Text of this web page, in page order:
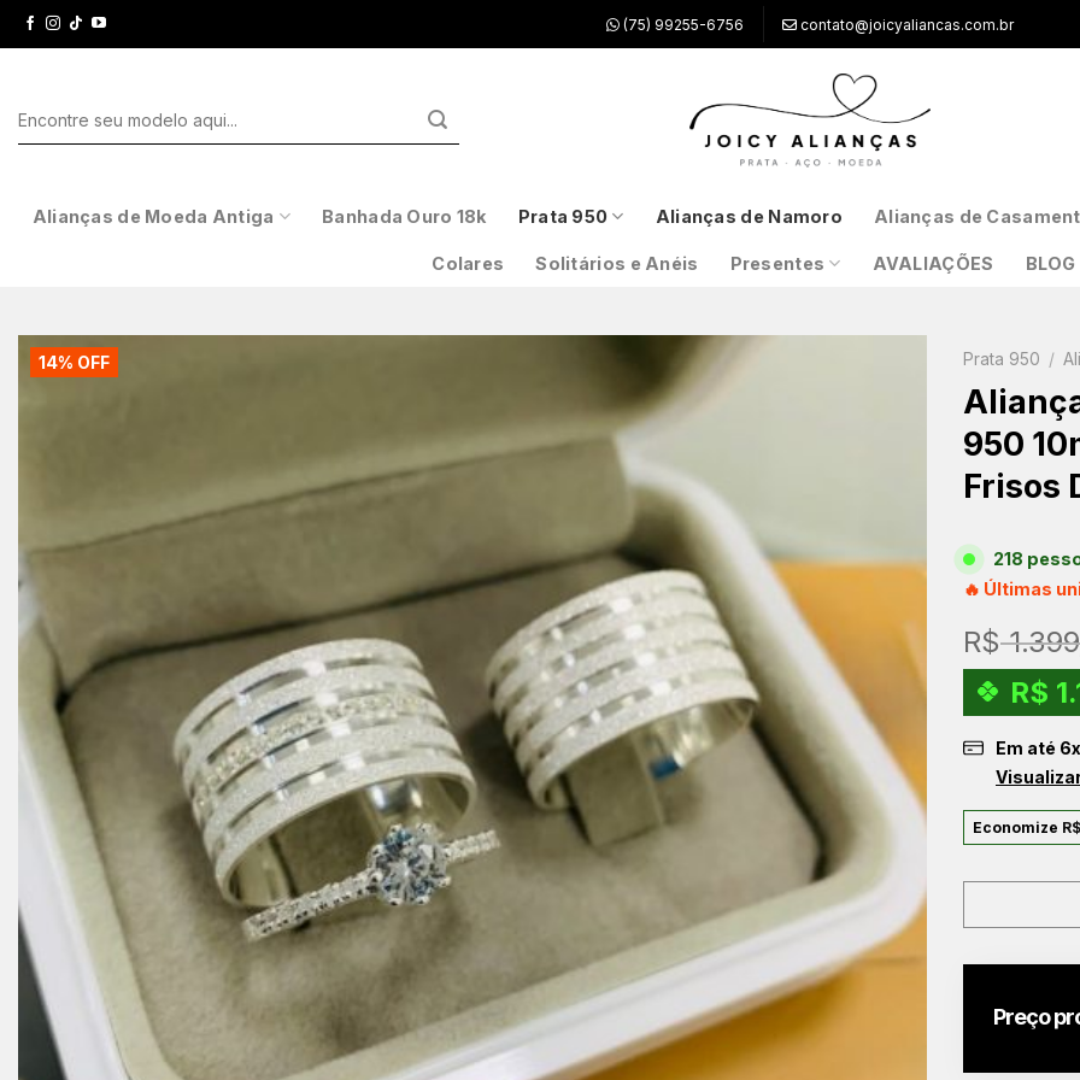
Skip
to
(75) 99255-6756 contato@joicyaliancas.com.br
por:
Alianças de Moeda Antiga Banhada Ouro 18k Prata 950 Alianças de Namoro Alianças de
Colares Solitários e Anéis Presentes AVALIAÇÕES BLOG
14% OFF Prata 950 /
950
Frisos
218
🔥 Últimas
R$
R$
Em até 6
Economize R$
Preço